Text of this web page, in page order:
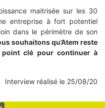
maitrisée sur les 30
entreprise à fort potentiel
dans le périmètre de son
souhaitons qu’Atem reste
clé pour continuer à
Interview réalisé le 25/08/20